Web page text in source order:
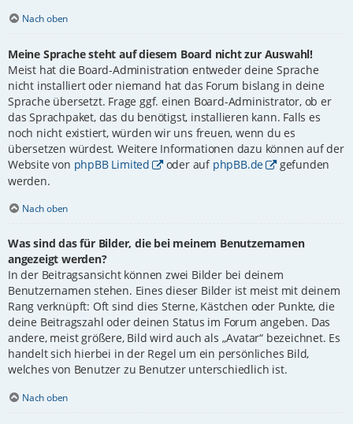
Nach oben
Meine Sprache steht auf diesem Board nicht zur Auswahl!
Meist hat die Board-Administration entweder deine Sprache
nicht installiert oder niemand hat das Forum bislang in deine
Sprache übersetzt. Frage ggf. einen Board-Administrator, ob er
das Sprachpaket, das du benötigst, installieren kann. Falls es
noch nicht existiert, würden wir uns freuen, wenn du es
übersetzen würdest. Weitere Informationen dazu können auf der
Website von phpBB Limited oder auf phpBB.de
gefunden
werden.
Nach oben
Was sind das für Bilder, die bei meinem Benutzernamen
angezeigt werden?
In der Beitragsansicht können zwei Bilder bei deinem
Benutzernamen stehen. Eines dieser Bilder ist meist mit deinem
Rang verknüpft: Oft sind dies Sterne, Kästchen oder Punkte, die
deine Beitragszahl oder deinen Status im Forum angeben. Das
andere, meist größere, Bild wird auch als „Avatar“ bezeichnet. Es
handelt sich hierbei in der Regel um ein persönliches Bild,
welches von Benutzer zu Benutzer unterschiedlich ist.
Nach oben